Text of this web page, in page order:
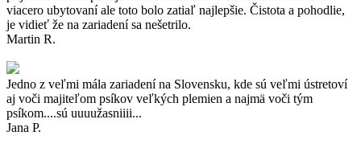
viacero ubytovaní ale toto bolo zatiaľ najlepšie. Čistota a pohodlie,
je vidieť že na zariadení sa nešetrilo.
Martin R.
Jedno z veľmi mála zariadení na Slovensku, kde sú veľmi ústretoví
aj voči majiteľom psíkov veľkých plemien a najmä voči tým
psíkom....sú uuuužasniiii...
Jana P.